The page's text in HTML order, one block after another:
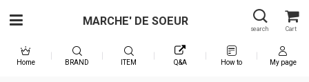
MARCHE' DE SOEUR
search Cart
Home BRAND ITEM Q&A How to My page